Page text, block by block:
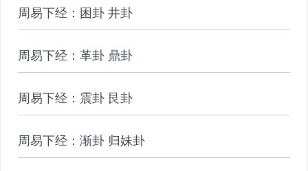
周易下经：困卦 井卦
周易下经：革卦 鼎卦
周易下经：震卦 艮卦
周易下经：渐卦 归妹卦